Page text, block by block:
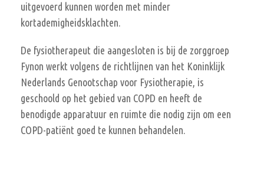
uitgevoerd kunnen worden met minder
kortademigheidsklachten.
De fysiotherapeut die aangesloten is bij de zorggroep
Fynon werkt volgens de richtlijnen van het Koninklijk
Nederlands Genootschap voor Fysiotherapie, is
geschoold op het gebied van COPD en heeft de
benodigde apparatuur en ruimte die nodig zijn om een
COPD-patiënt goed te kunnen behandelen.